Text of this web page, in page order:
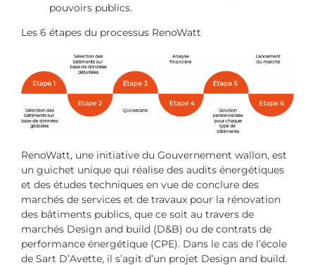
pouvoirs publics.
Les 6 étapes du processus RenoWatt
RenoWatt, une initiative du Gouvernement wallon, est
un guichet unique qui réalise des audits énergétiques
et des études techniques en vue de conclure des
marchés de services et de travaux pour la rénovation
des bâtiments publics, que ce soit au travers de
marchés Design and build (D&B) ou de contrats de
performance énergétique (CPE). Dans le cas de l’école
de Sart D’Avette, il s’agit d’un projet Design and build.